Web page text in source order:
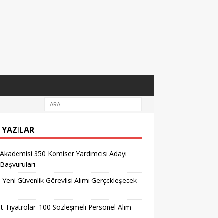
YAZILAR
350 Komiser Yardımcısı Adayı
Başvuruları
Yeni Güvenlik Görevlisi Alımı Gerçekleşecek
Tiyatroları 100 Sözleşmeli Personel Alım